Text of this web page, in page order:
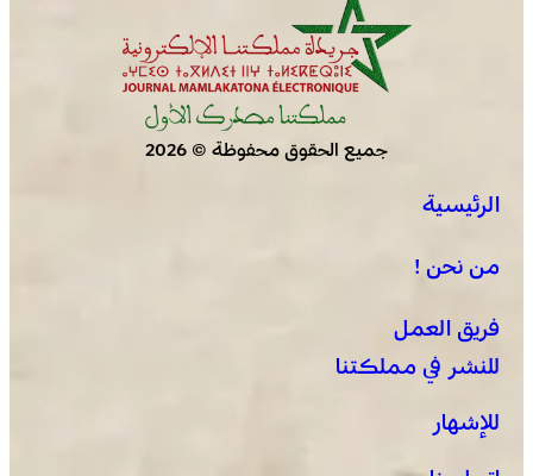
جميع الحقوق محفوظة © 2026
الرئيسية
من نحن !
فريق العمل
للنشر في مملكتنا
للإشهار